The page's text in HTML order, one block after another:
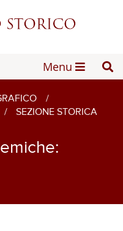
Menu
/
/
SEZIONE STORICA